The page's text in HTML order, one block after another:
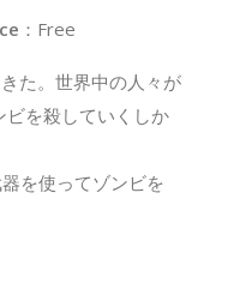
：Free
た。世界中の人々が
を殺していくしか
を使ってゾンビを